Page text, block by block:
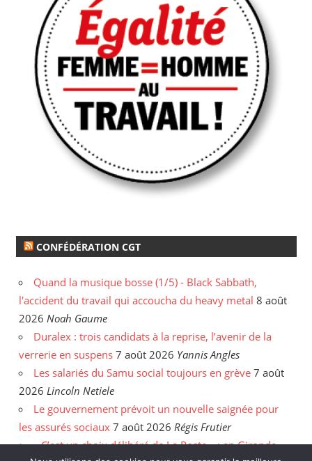
CONFÉDÉRATION CGT
Quand la musique bosse (1/5) - Black Sabbath,
l'accident du travail qui accoucha du heavy metal 8 août
2026 Noah Gaume
Duralex : trois candidats à la reprise, l’avenir de la
verrerie en suspens 7 août 2026 Yannis Angles
Les salariés du Samu social toujours en grève 7 août
2026 Lincoln Netiele
Le gouvernement prévoit un nouvelle saignée pour
les assurés sociaux 7 août 2026 Régis Frutier
« C’est un choix délibéré de La Poste » : en Gironde,